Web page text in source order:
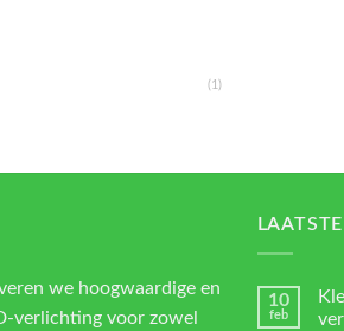
(1)
we hoogwaardige en
verlichting voor zowel
10
feb